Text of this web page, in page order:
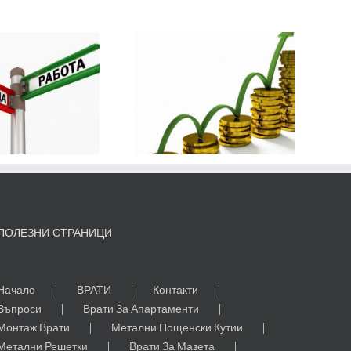
Най-
печелившите
компании в
СТРАНИЦИ
ВРАТИ
Контакти
Врати За Апартаменти
Врати
Метални Пощенски Кутии
Решетки
Врати За Мазета